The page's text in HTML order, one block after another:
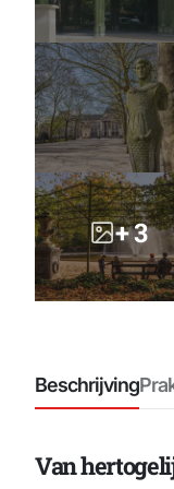
+ 3
Beschrijving
Van